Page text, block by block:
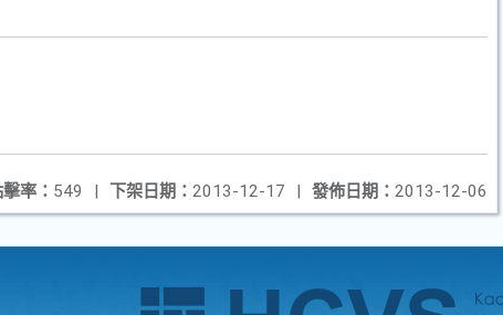
發佈日期： 2013-12-06
下架日期： 2013-12-17 |
率： 549 |